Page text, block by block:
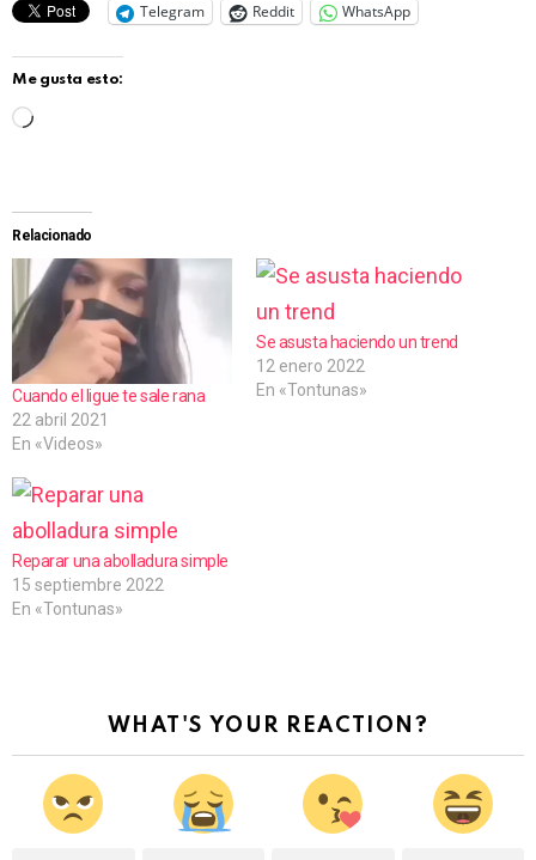
Telegram Reddit WhatsApp
Me gusta esto:
g
n
o
.
.
Relacionado
Cuando el ligue te sale rana
22 abril 2021
En «Videos»
Se asusta haciendo un trend
12 enero 2022
En «Tontunas»
Reparar una abolladura simple
15 septiembre 2022
En «Tontunas»
WHAT'S YOUR REACTION?